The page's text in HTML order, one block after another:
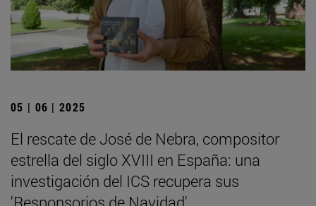
05 | 06 | 2025
El rescate de José de Nebra, compositor
estrella del siglo XVIII en España: una
investigación del ICS recupera sus